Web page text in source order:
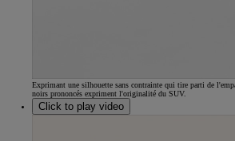
Exprimant une silhouette sans contrainte qui tire parti de
noirs prononcés expriment l'originalité du SUV.
Click to play video